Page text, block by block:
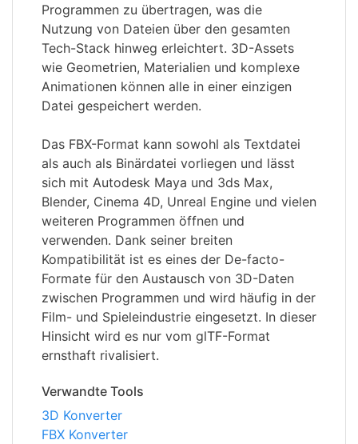
Programmen zu übertragen, was die
Nutzung von Dateien über den gesamten
Tech-Stack hinweg erleichtert. 3D-Assets
wie Geometrien, Materialien und komplexe
Animationen können alle in einer einzigen
Datei gespeichert werden.
Das FBX-Format kann sowohl als Textdatei
als auch als Binärdatei vorliegen und lässt
sich mit Autodesk Maya und 3ds Max,
Blender, Cinema 4D, Unreal Engine und vielen
weiteren Programmen öffnen und
verwenden. Dank seiner breiten
Kompatibilität ist es eines der De-facto-
Formate für den Austausch von 3D-Daten
zwischen Programmen und wird häufig in der
Film- und Spieleindustrie eingesetzt. In dieser
Hinsicht wird es nur vom glTF-Format
ernsthaft rivalisiert.
Verwandte Tools
3D Konverter
FBX Konverter